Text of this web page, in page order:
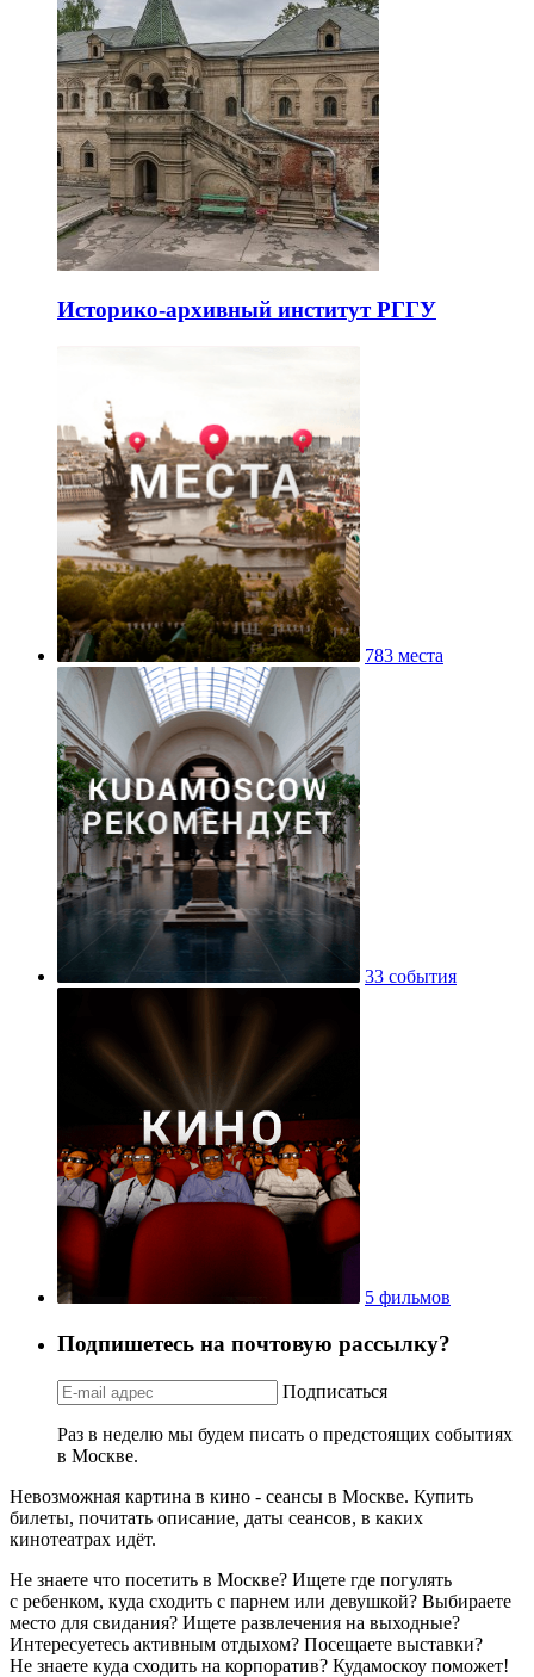
Историко-архивный институт РГГУ
783 места
33 события
5 фильмов
Подпишетесь на почтовую рассылку?
Подписаться
Раз в неделю мы будем писать о предстоящих событиях
в Москве.
Невозможная картина в кино - сеансы в Москве. Купить
билеты, почитать описание, даты сеансов, в каких
кинотеатрах идёт.
Не знаете что посетить в Москве? Ищете где погулять
с ребенком, куда сходить с парнем или девушкой? Выбираете
место для свидания? Ищете развлечения на выходные?
Интересуетесь активным отдыхом? Посещаете выставки?
Не знаете куда сходить на корпоратив? Кудамоскоу поможет!